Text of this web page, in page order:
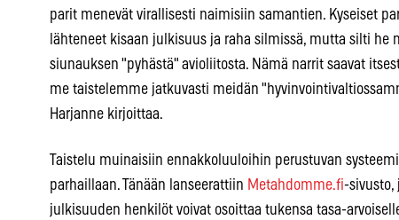
parit menevät virallisesti naimisiin samantien. Kyseiset
lähteneet kisaan julkisuus ja raha silmissä, mutta silti he
siunauksen "pyhästä" avioliitosta. Nämä narrit saavat
me taistelemme jatkuvasti meidän
Harjanne kirjoittaa.
Taistelu muinaisiin ennakkoluuloihin perustuvan
parhaillaan. Tänään lanseerattiin Metahdomme.fi-sivusto,
julkisuuden henkilöt voivat osoittaa tukensa tasa-